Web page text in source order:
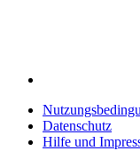
Datenschutz
Hilfe und